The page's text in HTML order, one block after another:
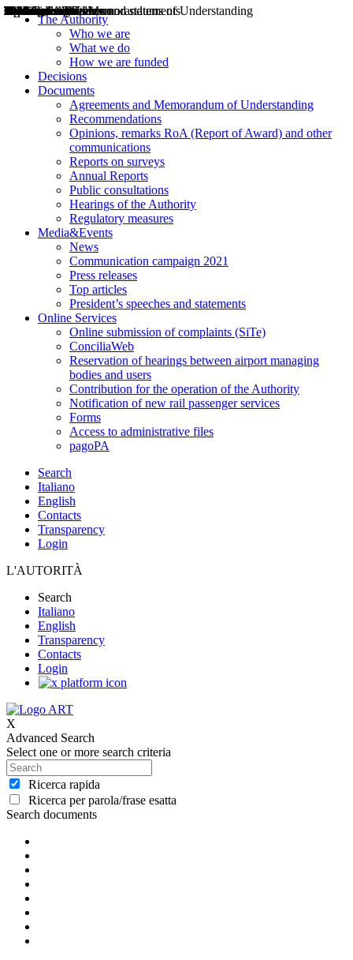
The Authority
Who we are
What we do
How we are funded
Decisions
Documents
Agreements and Memorandum of Understanding
Recommendations
Opinions, remarks RoA (Report of Award) and other
communications
Reports on surveys
Annual Reports
Public consultations
Hearings of the Authority
Regulatory measures
Media&Events
News
Communication campaign 2021
Press releases
Top articles
President’s speeches and statements
Online Services
Online submission of complaints (SiTe)
ConciliaWeb
Reservation of hearings between airport managing
bodies and users
Contribution for the operation of the Authority
Notification of new rail passenger services
Forms
Access to administrative files
pagoPA
Search
Italiano
English
Contacts
Transparency
Login
L'AUTORITÀ
Search
Italiano
English
Transparency
Contacts
Login
X
Advanced Search
Select one or more search criteria
Ricerca rapida
Ricerca per parola/frase esatta
Search documents
Decisions
Opinions
Public consultations
Hearings
Recommendations
Agreements and Memorandums of Understanding
Relazioni annuali
Misure di regolazione
News
Press Releases
Bollettini ART
Convegni ART
President’s interviews
Top articles
President’s speeches and statements
2004
2005
2010
2013
2014
2015
2016
2017
2018
2019
202
2020
2021
2022
2023
2024
2025
2026
Aereo
Marittimo
Terrestre